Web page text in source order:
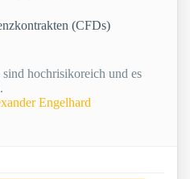
(CFDs)
hochrisikoreich und es
Engelhard